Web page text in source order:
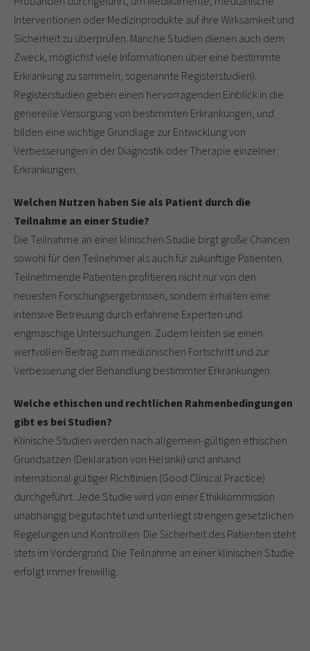
Interventionen oder Medizinprodukte auf ihre Wirksamkeit und
Sicherheit zu überprüfen. Manche Studien dienen auch dem
Zweck, möglichst viele Informationen über eine bestimmte
Erkrankung zu sammeln, sogenannte Registerstudien).
Registerstudien geben einen hervorragenden Einblick in die
generelle Versorgung von bestimmten Erkrankungen, und
bilden eine wichtige Grundlage zur Entwicklung von
Verbesserungen in der Diagnostik oder Therapie einzelner
Erkrankungen.
Welchen Nutzen haben Sie als Patient durch die
Teilnahme an einer Studie?
Die Teilnahme an einer klinischen Studie birgt große Chancen
sowohl für den Teilnehmer als auch für zukünftige Patienten.
Teilnehmende Patienten profitieren nicht nur von den
neuesten Forschungsergebnissen, sondern erhalten eine
intensive Betreuung durch erfahrene Experten und
engmaschige Untersuchungen. Zudem leisten sie einen
wertvollen Beitrag zum medizinischen Fortschritt und zur
Verbesserung der Behandlung bestimmter Erkrankungen.
Welche ethischen und rechtlichen Rahmenbedingungen
gibt es bei Studien?
Klinische Studien werden nach allgemein-gültigen ethischen
Grundsätzen (Deklaration von Helsinki) und anhand
international gültiger Richtlinien (Good Clinical Practice)
durchgeführt. Jede Studie wird von einer Ethikkommission
unabhängig begutachtet und unterliegt strengen gesetzlichen
Regelungen und Kontrollen. Die Sicherheit des Patienten steht
stets im Vordergrund. Die Teilnahme an einer klinischen Studie
erfolgt immer freiwillig.